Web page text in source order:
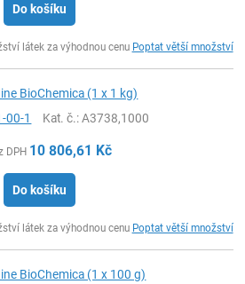
Do košíku
látek za výhodnou cenu Poptat větší množství
BioChemica (1 x 1 kg)
00-1 Kat. č.: A3738,1000
DPH 10 806,61 Kč
Do košíku
látek za výhodnou cenu Poptat větší množství
BioChemica (1 x 100 g)